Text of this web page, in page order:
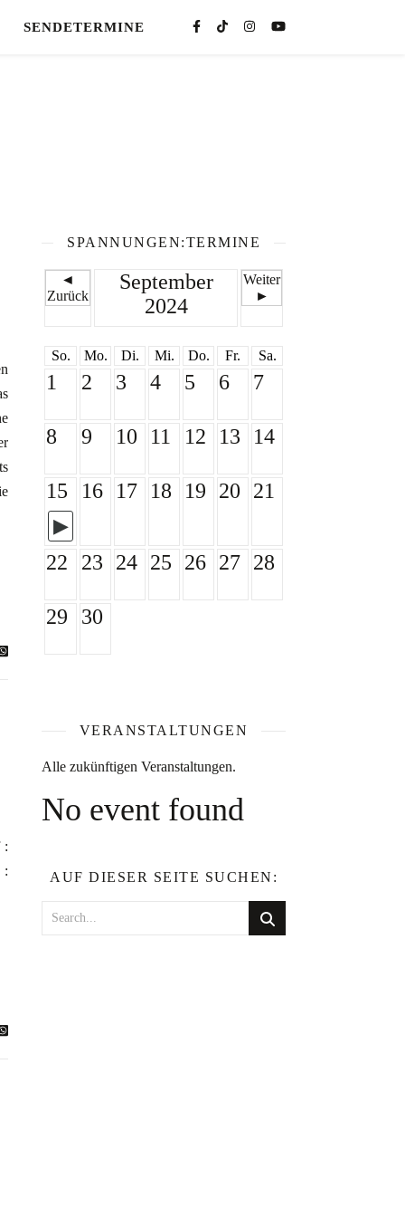
SENDETERMINE
:
:
SPANNUNGEN:TERMINE
◄
Zurück
September
2024
Weiter
►
So. Mo. Di. Mi. Do. Fr. Sa.
1 2 3 4 5 6 7
8 9 10 11 12 13 14
15 16 17 18 19 20 21
22 23 24 25 26 27 28
29 30
VERANSTALTUNGEN
Alle zukünftigen Veranstaltungen.
No event found
AUF DIESER SEITE SUCHEN: